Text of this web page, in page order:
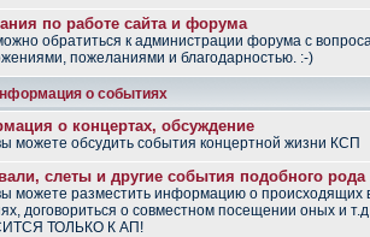
по работе сайта и форума
обратиться к администрации форума с
пожеланиями и благодарностью. :-)
о событиях
о концертах, обсуждение
можете обсудить события концертной жизни КСП
слеты и другие события подобного рода
можете разместить информацию о
договориться о совместном посещении оных и
ТОЛЬКО К АП!